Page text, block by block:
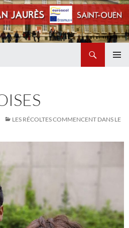
LES RÉCOLTES COMMENCENT DANS LE